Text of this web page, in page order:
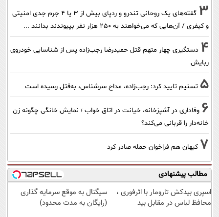
3
گفته‌های یک روحانی تندرو و ردپای بیش از ۳ یا ۴ جرم جدی امنیتی
و کیفری / آن‌هایی که می‌خواهند به ۲۵۰ هزار نفر بپیوندند بدانند ...
4 دستگیری چهار متهم قتل حمیدرضا رجب‌زاده پس از شناسایی خودروی
ربایش
5 تسنیم تایید کرد: رجب‌زاده، مداح سرشناس، به‌قتل رسیده است
6 وفاداری در آشپزخانه، خیانت در اتاق خواب ؛ نمایش خانگی چگونه زن
خانه‌دار را قربانی می‌کند؟
7 کیهان هم فراخوان حمله صادر کرد
مطالب پیشنهادی
اسپری بیدکش تارومار با اثرفوری ،
محافظ لباس در مقابل بید
سیگنال به موقع سرمایه گذاری
(رایگان به مدت محدود)